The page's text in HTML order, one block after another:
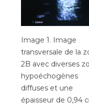
Image 1. Image
transversale de la
2B avec diverses
hypoéchogènes
diffuses et une
épaisseur de 0,94